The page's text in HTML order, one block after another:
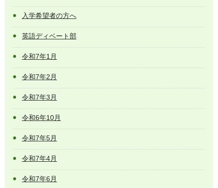
入学希望者の方へ
英語ディベート部
令和7年1月
令和7年2月
令和7年3月
令和6年10月
令和7年5月
令和7年4月
令和7年6月